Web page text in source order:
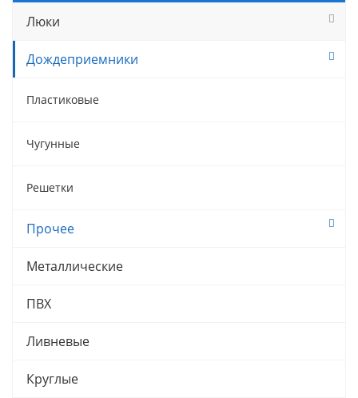
Люки
Дождеприемники
Пластиковые
Чугунные
Решетки
Прочее
Металлические
ПВХ
Ливневые
Круглые